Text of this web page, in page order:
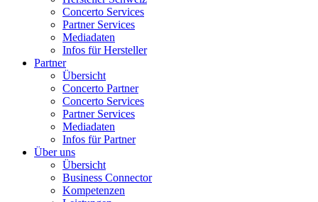
Concerto Services
Partner Services
Mediadaten
Infos für Hersteller
Partner
Übersicht
Concerto Partner
Concerto Services
Partner Services
Mediadaten
Infos für Partner
Über uns
Übersicht
Business Connector
Kompetenzen